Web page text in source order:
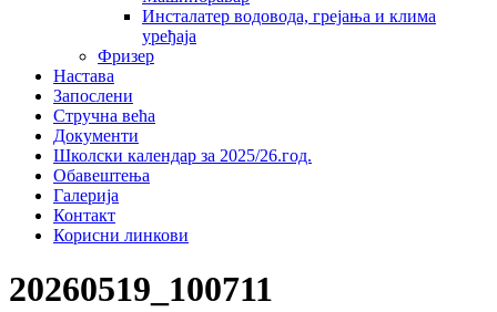
Инсталатер водовода, грејања и клима
уређаја
Фризер
Настава
Запослени
Стручна већа
Документи
Школски календар за 2025/26.год.
Обавештења
Галерија
Контакт
Корисни линкови
20260519_100711